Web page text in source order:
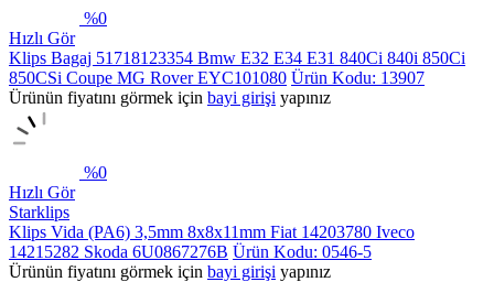
%0
Hızlı Gör
Klips Bagaj 51718123354 Bmw E32 E34 E31 840Ci 840i 850Ci
850CSi Coupe MG Rover EYC101080 Ürün Kodu: 13907
Ürünün fiyatını görmek için bayi girişi yapınız
%0
Hızlı Gör
Starklips
Klips Vida (PA6) 3,5mm 8x8x11mm Fiat 14203780 Iveco
14215282 Skoda 6U0867276B Ürün Kodu: 0546-5
Ürünün fiyatını görmek için bayi girişi yapınız